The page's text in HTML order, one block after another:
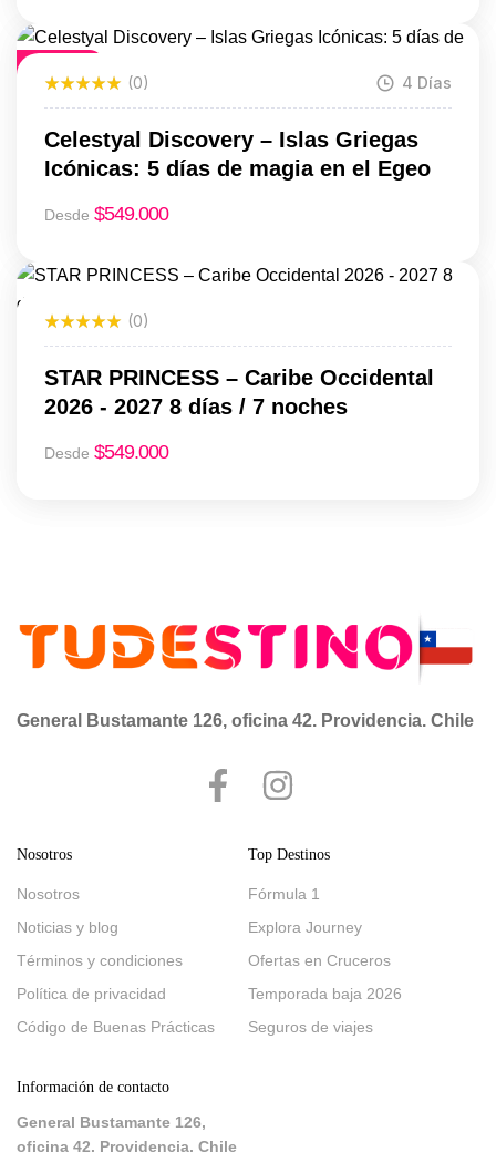
Destacado
(0) 4 Días
Celestyal Discovery – Islas Griegas
Icónicas: 5 días de magia en el Egeo
Desde $549.000
(0)
STAR PRINCESS – Caribe Occidental
2026 - 2027 8 días / 7 noches
Desde $549.000
General Bustamante 126, oficina 42. Providencia. Chile
Nosotros
Nosotros
Noticias y blog
Términos y condiciones
Política de privacidad
Código de Buenas Prácticas
Top Destinos
Fórmula 1
Explora Journey
Ofertas en Cruceros
Temporada baja 2026
Seguros de viajes
Información de contacto
General Bustamante 126,
oficina 42. Providencia. Chile